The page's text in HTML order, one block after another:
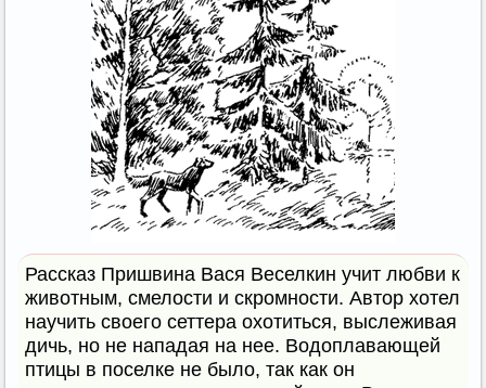
Рассказ Пришвина Вася Веселкин учит любви к
животным, смелости и скромности. Автор хотел
научить своего сеттера охотиться, выслеживая
дичь, но не нападая на нее. Водоплавающей
птицы в поселке не было, так как он